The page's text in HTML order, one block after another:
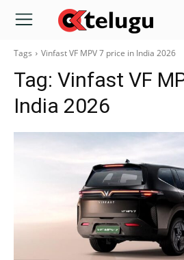
Tags Vinfast VF MPV 7 price in India 2026
Tag: Vinfast VF
India 2026